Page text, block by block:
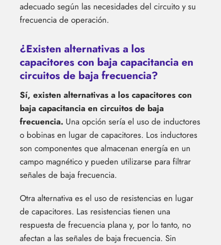
adecuado según las necesidades del circuito y su
frecuencia de operación.
¿Existen alternativas a los
capacitores con baja capacitancia en
circuitos de baja frecuencia?
Sí, existen alternativas a los capacitores con
baja capacitancia en circuitos de baja
frecuencia. Una opción sería el uso de inductores
o bobinas en lugar de capacitores. Los inductores
son componentes que almacenan energía en un
campo magnético y pueden utilizarse para filtrar
señales de baja frecuencia.
Otra alternativa es el uso de resistencias en lugar
de capacitores. Las resistencias tienen una
respuesta de frecuencia plana y, por lo tanto, no
afectan a las señales de baja frecuencia. Sin